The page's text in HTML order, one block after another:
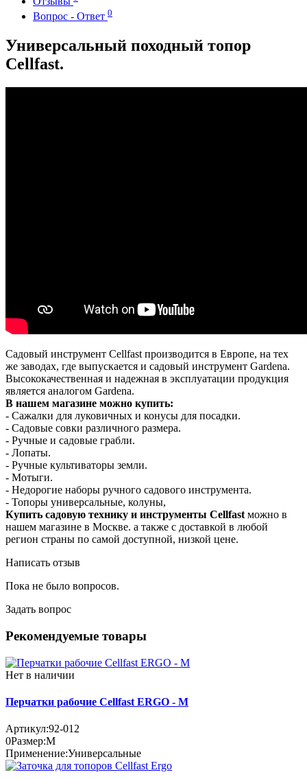
Вопрос - Ответ 0
Универсальный походный топор
Cellfast.
Садовый инструмент Cellfast производится в Европе, на тех
же заводах, где выпускается и садовый инструмент Gardena.
Высококачественная и надежная в эксплуатации продукция
является аналогом Gardena.
В нашем магазине можно купить:
- Сажалки для луковичных и конусы для посадки.
- Садовые совки различного размера.
- Ручные и садовые грабли.
- Лопаты.
- Ручные культиваторы земли.
- Мотыги.
- Недорогие наборы ручного садового инструмента.
- Топоры универсальные, колуны,
Купить садовую технику и инструменты Cellfast можно в
нашем магазине в Москве. а также с доставкой в любой
регион страны по самой доступной, низкой цене.
Написать отзыв
Пока не было вопросов.
Задать вопрос
Рекомендуемые товары
Нет в наличии
Перчатки рабочие Cellfast ERGO - M
Артикул:92-012
0Размер:M
Применение:Универсальные